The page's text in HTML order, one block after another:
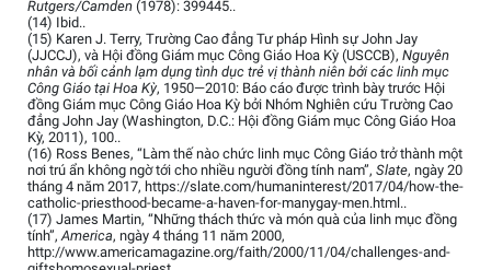
Rutgers/Camden (1978): 399445..
(14) Ibid..
(15) Karen J. Terry, Trường Cao đẳng Tư pháp Hình sự John Jay
(JJCCJ), và Hội đồng Giám mục Công Giáo Hoa Kỳ (USCCB), Nguyên
nhân và bối cảnh lạm dụng tình dục trẻ vị thành niên bởi các linh mục
Công Giáo tại Hoa Kỳ, 1950—2010: Báo cáo được trình bày trước Hội
đồng Giám mục Công Giáo Hoa Kỳ bởi Nhóm Nghiên cứu Trường Cao
đẳng John Jay (Washington, D.C.: Hội đồng Giám mục Công Giáo Hoa
Kỳ, 2011), 100..
(16) Ross Benes, “Làm thế nào chức linh mục Công Giáo trở thành một
nơi trú ẩn không ngờ tới cho nhiều người đồng tính nam”, Slate, ngày 20
tháng 4 năm 2017, https://slate.com/humaninterest/2017/04/how-the-
catholic-priesthood-became-a-haven-for-manygay-men.html..
(17) James Martin, “Những thách thức và món quà của linh mục đồng
tính”,America, ngày 4 tháng 11 năm 2000,
http://www.americamagazine.org/faith/2000/11/04/challenges-and-